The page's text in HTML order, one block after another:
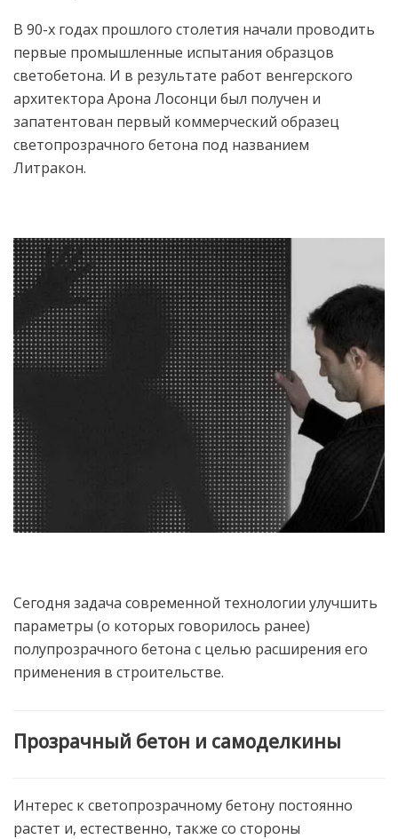
В 90-х годах прошлого столетия начали проводить
первые промышленные испытания образцов
светобетона. И в результате работ венгерского
архитектора Арона Лосонци был получен и
запатентован первый коммерческий образец
светопрозрачного бетона под названием
Литракон.
Сегодня задача современной технологии улучшить
параметры (о которых говорилось ранее)
полупрозрачного бетона с целью расширения его
применения в строительстве.
Прозрачный бетон и самоделкины
Интерес к светопрозрачному бетону постоянно
растет и, естественно, также со стороны